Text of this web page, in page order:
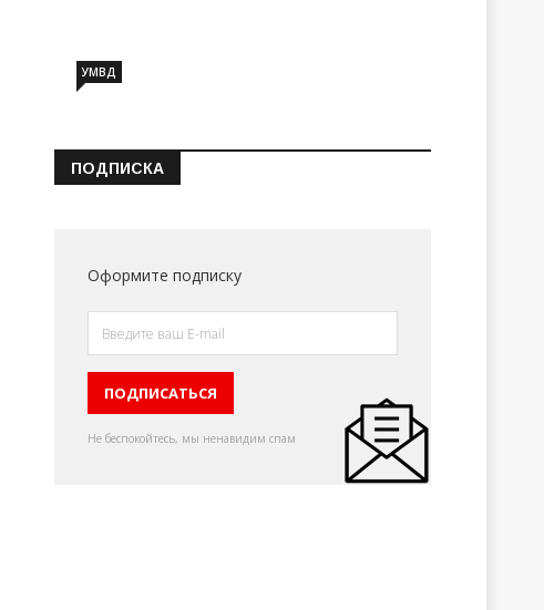
УМВД
ПОДПИСКА
Оформите подписку
Не беспокойтесь, мы ненавидим спам